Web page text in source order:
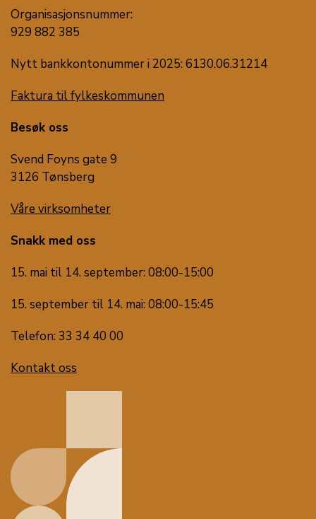
Organisasjonsnummer:
929 882 385
Nytt bankkontonummer i 2025: 6130.06.31214
Faktura til fylkeskommunen
Besøk oss
Svend Foyns gate 9
3126 Tønsberg
Våre virksomheter
Snakk med oss
15. mai til 14. september: 08:00-15:00
15. september til 14. mai: 08:00-15:45
Telefon: 33 34 40 00
Kontakt oss